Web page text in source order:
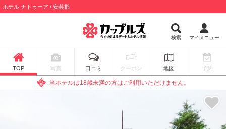
ホテル ナトゥーア / 安芸郡
検索 マイメニュー
TOP 写真 口コミ クーポン 地図 予約
当ホテルは18歳未満の方はご利用いただけません。